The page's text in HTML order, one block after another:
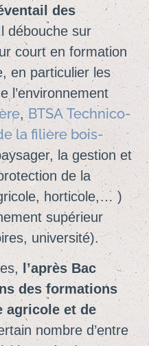
des
débouche sur
court en formation
en particulier les
l’environnement
,BTSA Technico-
la filière bois-
la gestion et
de la
horticole,… )
supérieur
université).
l’après Bac
des formations
agricole et de
nombre d’entre